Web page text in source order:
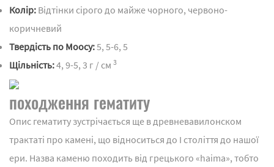
Колір: Відтінки сірого до майже чорного, червоно-
коричневий
Твердість по Моосу:5, 5-6, 5
Щільність:4, 9-5, 3 г / см 3
походження гематиту
Опис гематиту зустрічається ще в древневавилонском
трактаті про камені, що відноситься до I століття до нашої
ери. Назва каменю походить від грецького «haima», тобто